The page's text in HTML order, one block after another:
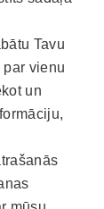
Tavu
vienu
un